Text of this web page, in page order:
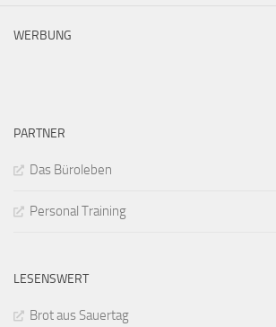
WERBUNG
PARTNER
Das Büroleben
Personal Training
LESENSWERT
Brot aus Sauertag